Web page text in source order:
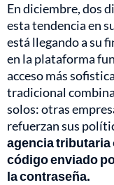
En diciembre, dos
esta tendencia en
está llegando a su
en la plataforma
acceso más
tradicional
solos: otras
refuerzan sus
agencia tributaria
código enviado
la contraseña.